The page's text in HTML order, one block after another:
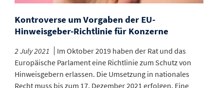
Kontroverse um Vorgaben der EU-
Hinweisgeber-Richtlinie für Konzerne
2 July 2021
Im Oktober 2019 haben der Rat und das
Europäische Parlament eine Richtlinie zum Schutz von
Hinweisgebern erlassen. Die Umsetzung in nationales
Recht muss bis zum 17. Dezember 2021 erfolgen. Eine